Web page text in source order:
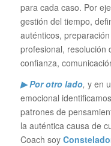
para cada caso. Por
gestión del tiempo,
auténticos,
profesional, resolución
confianza,
▶ Por otro lado, y en
emocional
patrones de
la auténtica causa de
Coach soy